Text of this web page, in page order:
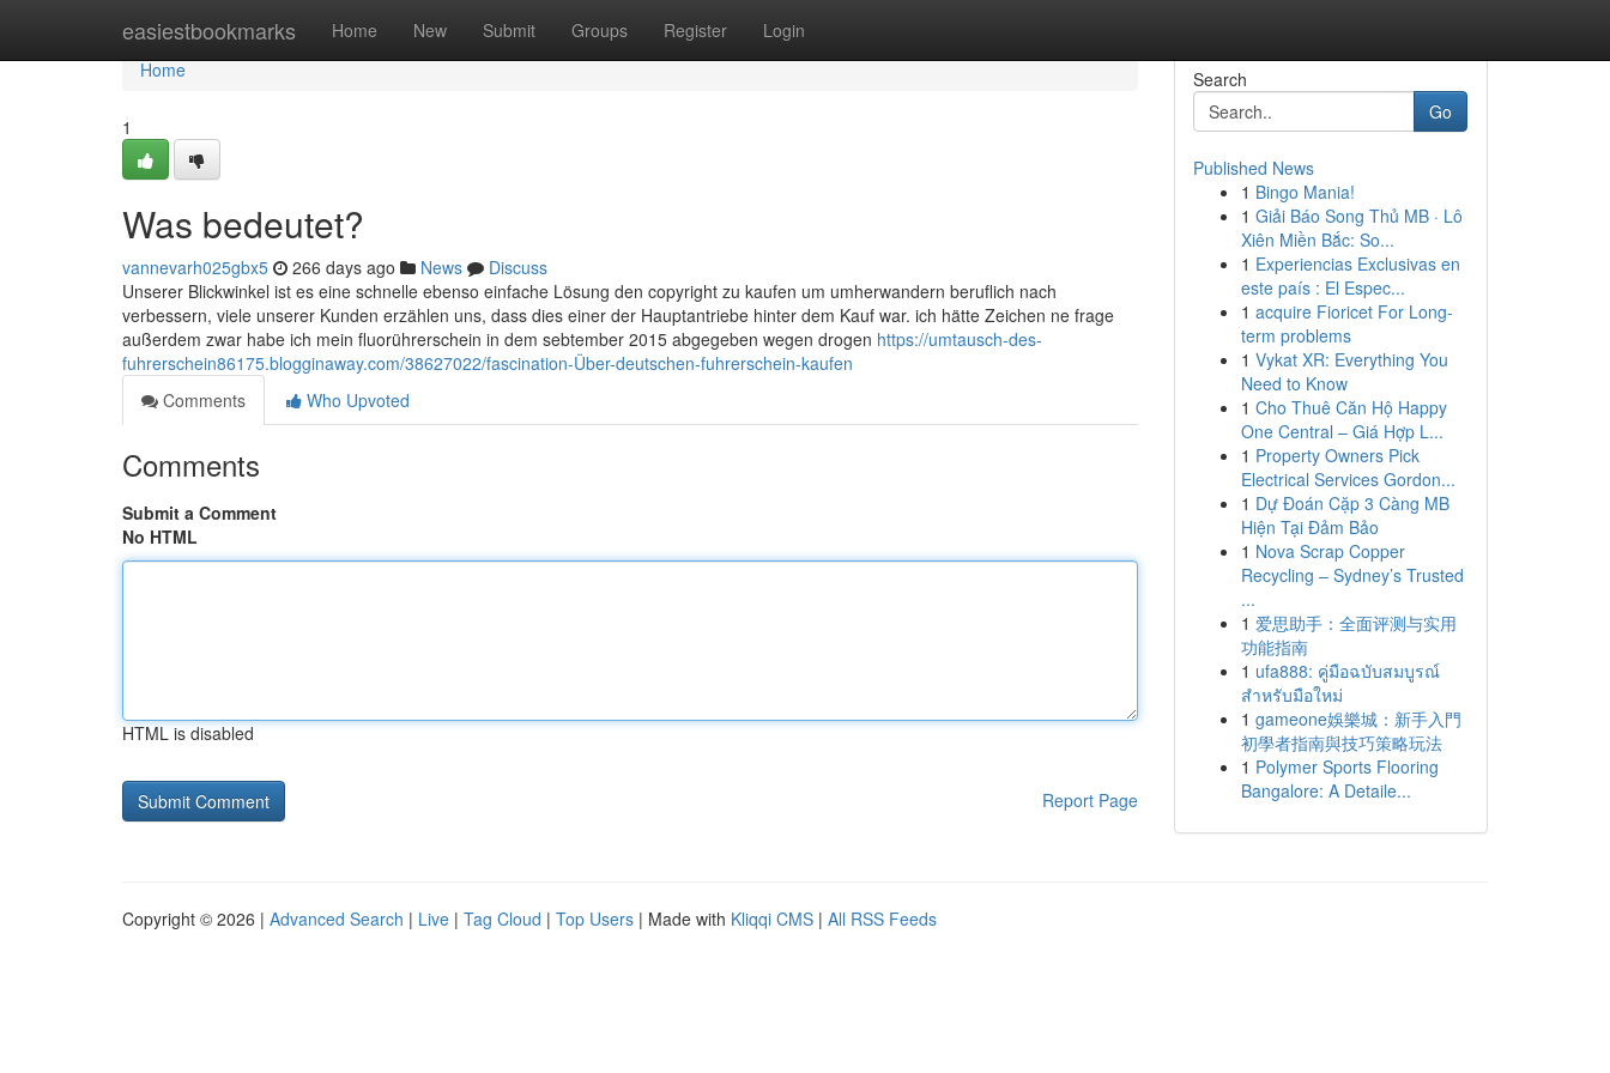
easiestbookmarks Home New Submit Groups Register Login
Home
Home
1
Was bedeutet?
vannevarh025gbx5 266 days ago News
Discuss
Unserer Blickwinkel ist es eine schnelle ebenso einfache Lösung den copyright zu kaufen um umherwandern beruflich nach
verbessern, viele unserer Kunden erzählen uns, dass dies einer der Hauptantriebe hinter dem Kauf war. ich hätte Zeichen ne frage
außerdem zwar habe ich mein fluorührerschein in dem sebtember 2015 abgegeben wegen drogen https://umtausch-des-
fuhrerschein86175.blogginaway.com/38627022/fascination-Über-deutschen-fuhrerschein-kaufen
Comments
Who Upvoted
Comments
Submit a Comment
No HTML
HTML is disabled
Report Page
Search
Go
Published News
1 Bingo Mania!
1 Giải Báo Song Thủ MB · Lô
Xiên Miền Bắc: So...
1 Experiencias Exclusivas en
este país : El Espec...
1 acquire Fioricet For Long-
term problems
1 Vykat XR: Everything You
Need to Know
1 Cho Thuê Căn Hộ Happy
One Central – Giá Hợp L...
1 Property Owners Pick
Electrical Services Gordon...
1 Dự Đoán Cặp 3 Càng MB
Hiện Tại Đảm Bảo
1 Nova Scrap Copper
Recycling – Sydney’s Trusted
...
1 爱思助手：全面评测与实用
功能指南
1 ufa888: คู่มือฉบับสมบูรณ์
สำหรับมือใหม่
1 gameone娛樂城：新手入門
初學者指南與技巧策略玩法
1 Polymer Sports Flooring
Bangalore: A Detaile...
Copyright © 2026 | Advanced Search | Live | Tag Cloud | Top Users | Made with Kliqqi CMS | All RSS Feeds